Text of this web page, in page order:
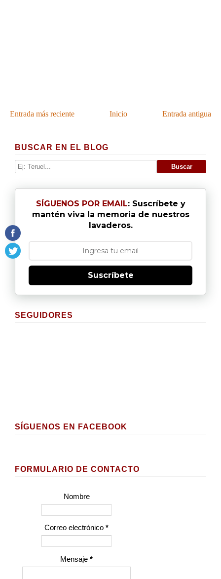
Entrada más reciente Entrada antigua
Inicio
BUSCAR EN EL BLOG
SÍGUENOS POR EMAIL: Suscríbete y
mantén viva la memoria de nuestros
lavaderos.
Suscríbete
SEGUIDORES
SÍGUENOS EN FACEBOOK
FORMULARIO DE CONTACTO
Nombre
Correo electrónico *
Mensaje *